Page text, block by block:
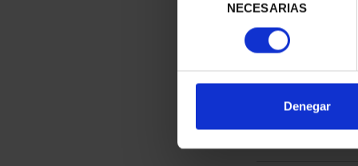
consentimiento
NECESARIAS
Denegar
ORDENAR POR: